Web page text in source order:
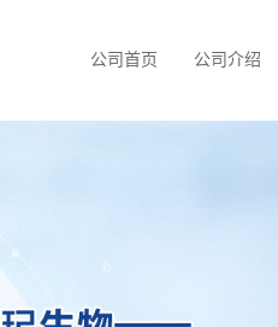
公司首页 公司介绍